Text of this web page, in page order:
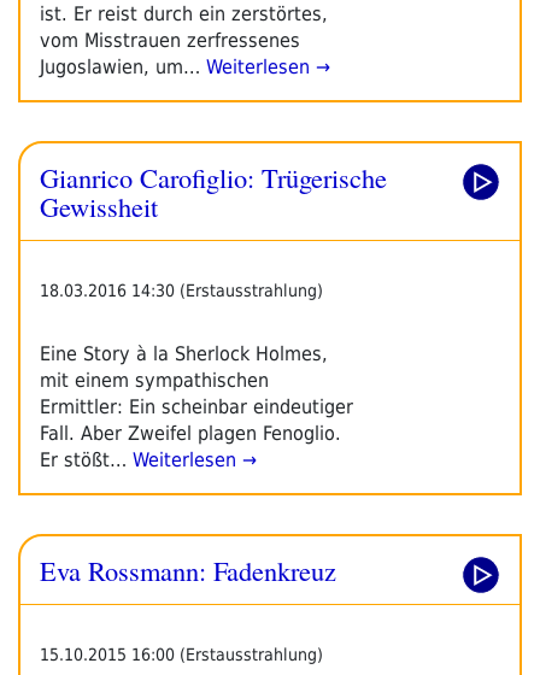
ist. Er reist durch ein zerstörtes,
vom Misstrauen zerfressenes
Jugoslawien, um… Weiterlesen →
Gianrico Carofiglio: Trügerische
Gewissheit
18.03.2016 14:30 (Erstausstrahlung)
Eine Story à la Sherlock Holmes,
mit einem sympathischen
Ermittler: Ein scheinbar eindeutiger
Fall. Aber Zweifel plagen Fenoglio.
Er stößt… Weiterlesen →
Eva Rossmann: Fadenkreuz
15.10.2015 16:00 (Erstausstrahlung)